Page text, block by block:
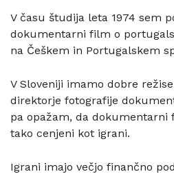
V času študija leta 1974 sem
dokumentarni film o
na Češkem in Portugalskem
V Sloveniji imamo dobre
direktorje fotografije
pa opažam, da dokumentarni
tako cenjeni kot igrani.
Igrani imajo večjo finančno